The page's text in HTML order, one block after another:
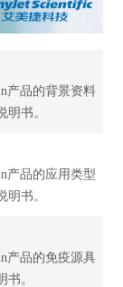
产品的背景资料
明书。
产品的应用类型
明书。
产品的免疫源具
书。